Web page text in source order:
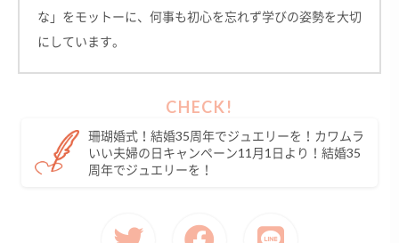
な」をモットーに、何事も初心を忘れず学びの姿勢を大切
にしています。
珊瑚婚式！結婚35周年でジュエリーを！カワムラ
いい夫婦の日キャンペーン11月1日より！結婚35
周年でジュエリーを！